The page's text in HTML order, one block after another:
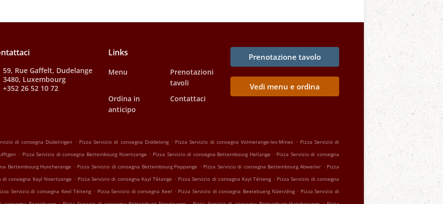
59, Rue Gaffelt, Dudelange
3480, Luxembourg
+352 26 52 10 72
Links
Menu
Prenotazioni
tavoli
Ordina in
anticipo
Contattaci
Prenotazione tavolo
Vedi menu e ordina
di consegna Düdelingen . Pizza Servizio di consegna Diddeleng . Pizza Servizio di consegna Volmerange-les-Mines . Pizza Servizio di
. Pizza Servizio di consegna Bettembourg Noertzange . Pizza Servizio di consegna Bettembourg Hellange . Pizza Servizio di consegna
Bettembourg Huncherange . Pizza Servizio di consegna Bettembourg Peppange . Pizza Servizio di consegna Bettembourg Abweiler . Pizza
di consegna Kayl Noertzange . Pizza Servizio di consegna Kayl Tétange . Pizza Servizio di consegna Kayl Téiteng . Pizza Servizio di consegna
Servizio di consegna Keel Téiteng . Pizza Servizio di consegna Keel . Pizza Servizio di consegna Beetebuerg Näerzéng . Pizza Servizio di
. . .